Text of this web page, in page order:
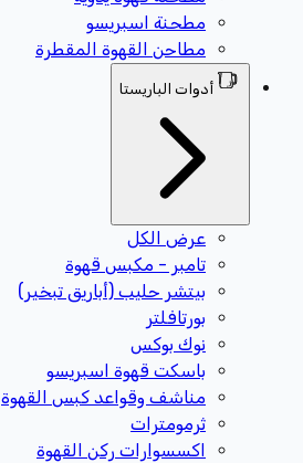
مطحنة اسبريسو
مطاحن القهوة المقطرة
أدوات الباريستا
عرض الكل
تامبر - مكبس قهوة
بيتشر حليب (أباريق تبخير)
بورتافلتر
نوك بوكس
باسكت قهوة اسبريسو
مناشف وقواعد كبس القهوة
ثرمومترات
اكسسوارات ركن القهوة